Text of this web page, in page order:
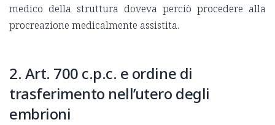
medico della struttura doveva perciò procedere alla
procreazione medicalmente assistita.
2. Art. 700 c.p.c. e ordine di
trasferimento nell’utero degli
embrioni